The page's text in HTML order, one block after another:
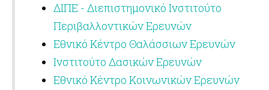
ΔΙΠΕ - Διεπιστημονικό Ινστιτούτο
Περιβαλλοντικών Ερευνών
Εθνικό Κέντρο Θαλάσσιων Ερευνών
Ινστιτούτο Δασικών Ερευνών
Εθνικό Κέντρο Κοινωνικών Ερευνών